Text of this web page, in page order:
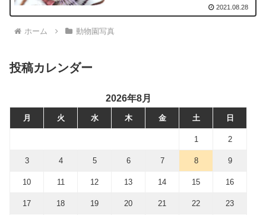
2021.08.28
ホーム 動物園写真
投稿カレンダー
2026年8月
月 火 水 木 金 土 日
1 2
3 4 5 6 7 8 9
10 11 12 13 14 15 16
17 18 19 20 21 22 23